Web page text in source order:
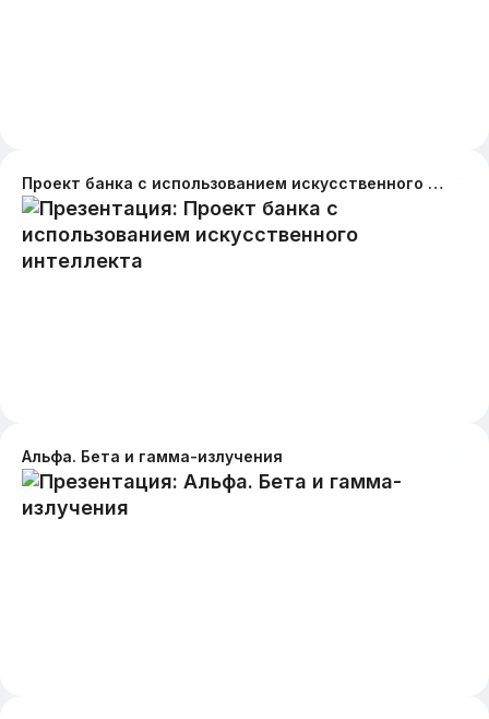
Проект банка с использованием искусственного интеллекта
Альфа. Бета и гамма-излучения